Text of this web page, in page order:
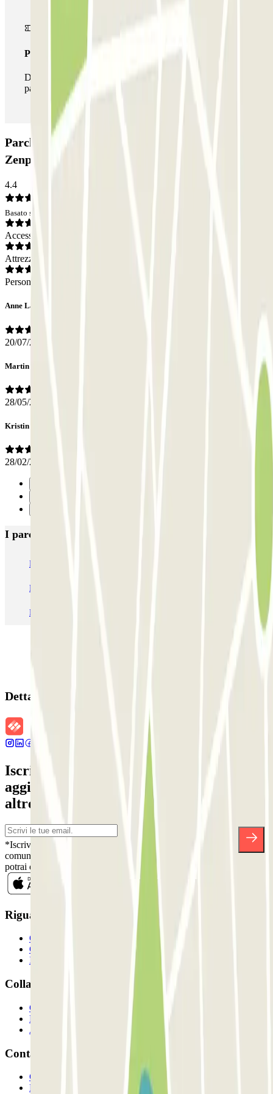
Pass illlimitato
Durante il tuo soggiorno potrai entrare e uscire dal
parcheggio tutte le volte che vorrai.
Parcheggio Appart'City - Pont de la Révolution
Zenpark: Opinioni
4.4
Basato su 3 opinioni
Accesso
Attrezzatura
Personale
Anne Laure
20/07/2026
Martin
28/05/2026
Kristin
28/02/2025
I parcheggi
Parcheggio Venezia
Parcheggio Roma
Parcheggio Malpensa Terminal 1
Dettagli della prenotazione
Iscriviti alla nostra Newsletter e rimani
aggiornato su sconti, concorsi e tante
altre sorprese.
*Iscrivendoti, accetti la nostra Informativa sulla Privacy per ricevere
comunicazioni commerciali da Parclick. Senza alcun impegno,
potrai disiscriverti quando vuoi direttamente dalla stessa newsletter.
Riguardo a Parclcik
Chi siamo
Come funziona?
I Nostri Parcheggi
Collaboriamo?
Collaboratori
Proprietari di parcheggio
Affiliati
Contatto
Contattaci
FAQ